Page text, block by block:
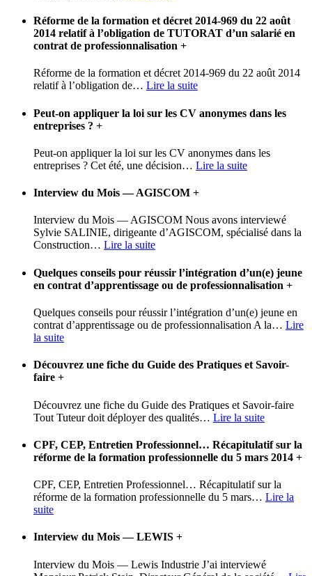
Réforme de la formation et décret 2014-969 du 22 août
2014 relatif à l’obligation de TUTORAT d’un salarié en
contrat de professionnalisation +
Réforme de la formation et décret 2014-969 du 22 août 2014
relatif à l’obligation de… Lire la suite
Peut-on appliquer la loi sur les CV anonymes dans les
entreprises ? +
Peut-on appliquer la loi sur les CV anonymes dans les
entreprises ? Cet été, une décision… Lire la suite
Interview du Mois — AGISCOM +
Interview du Mois — AGISCOM Nous avons interviewé
Sylvie SALINIE, dirigeante d’AGISCOM, spécialisé dans la
Construction… Lire la suite
Quelques conseils pour réussir l’intégration d’un(e) jeune
en contrat d’apprentissage ou de professionnalisation +
Quelques conseils pour réussir l’intégration d’un(e) jeune en
contrat d’apprentissage ou de professionnalisation A la… Lire
la suite
Découvrez une fiche du Guide des Pratiques et Savoir-
faire +
Découvrez une fiche du Guide des Pratiques et Savoir-faire
Tout Tuteur doit déployer des qualités… Lire la suite
CPF, CEP, Entretien Professionnel… Récapitulatif sur la
réforme de la formation professionnelle du 5 mars 2014 +
CPF, CEP, Entretien Professionnel… Récapitulatif sur la
réforme de la formation professionnelle du 5 mars… Lire la
suite
Interview du Mois — LEWIS +
Interview du Mois — Lewis Industrie J’ai interviewé